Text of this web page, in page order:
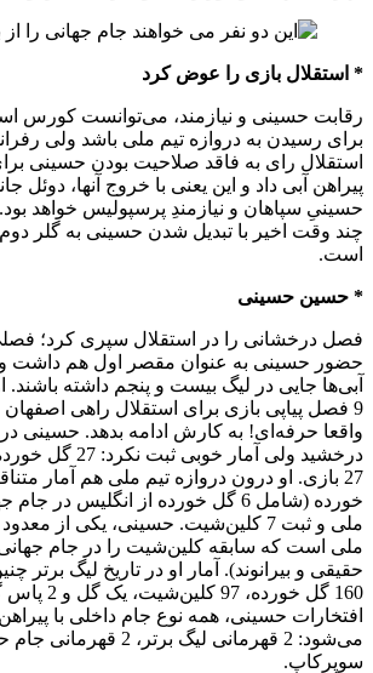
* استقلال بازی را عوض کرد
رقابت حسینی و نیازمند، می‌توانست کورس
برای رسیدن به دروازه تیم ملی باشد ولی
استقلال رای به فاقد صلاحیت بودن حسینی
پیراهن آبی داد و این یعنی با خروج آنها، دوئل
حسینیِ سپاهان و نیازمندِ پرسپولیس خواهد
چند وقت اخیر با تبدیل شدن حسینی به گلر
است.
* حسین حسینی
فصل درخشانی را در استقلال سپری کرد؛ فصلی
حضور حسینی به عنوان مقصر اول هم داشت
آبی‌ها جایی در لیگ بیست و پنجم داشته باشند.
9 فصل پیاپی بازی برای استقلال راهی
واقعا حرفه‌ای! به کارش ادامه بدهد. حسینی
ملی و ثبت 7 کلین‌شیت. حسینی، یکی از
ملی است که سابقه کلین‌شیت را در جام جهانی
160 گل
افتخارات حسینی، همه نوع جام داخلی با
می‌شود: 2 قهرمانی لیگ
سوپرکاپ.